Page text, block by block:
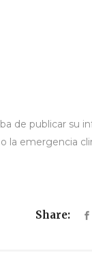
de publicar su
la emergencia
Share: